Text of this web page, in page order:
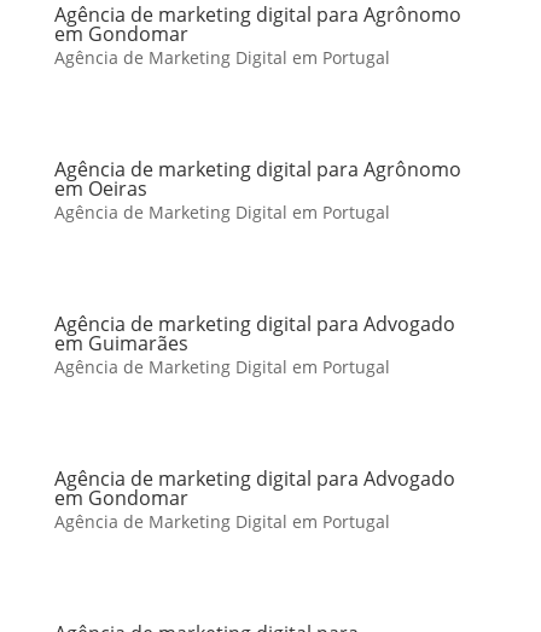
Agência de marketing digital para Agrônomo
em Gondomar
Agência de Marketing Digital em Portugal
Agência de marketing digital para Agrônomo
em Oeiras
Agência de Marketing Digital em Portugal
Agência de marketing digital para Advogado
em Guimarães
Agência de Marketing Digital em Portugal
Agência de marketing digital para Advogado
em Gondomar
Agência de Marketing Digital em Portugal